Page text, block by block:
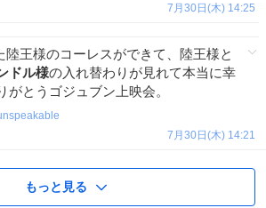
7月30日(木) 14:25
陸王様のコーレスができて、陸王様と
ドル様の入れ替わりが見れて本当に幸
がとうゴジュブン上映会。
7月30日(木) 14:21
もっと見る